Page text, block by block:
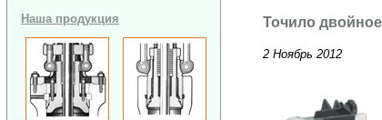
Наша продукция Точило
2 Ноябрь 2012